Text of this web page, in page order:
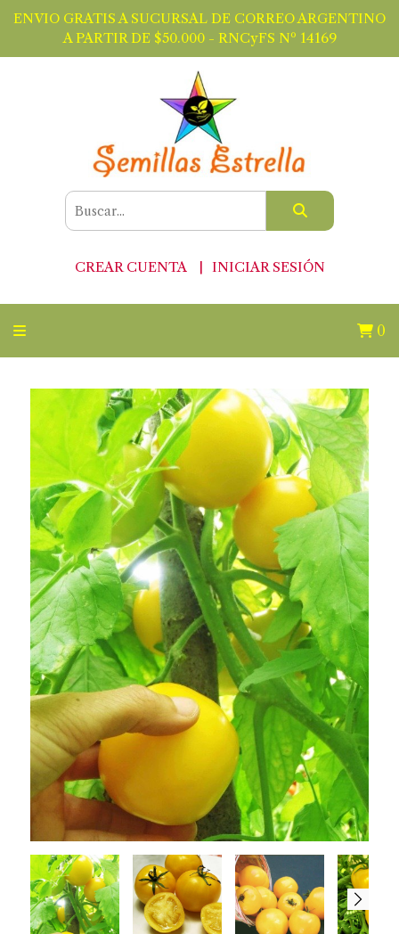
ENVIO GRATIS A SUCURSAL DE CORREO ARGENTINO
A PARTIR DE $50.000 - RNCyFS Nº 14169
CREAR CUENTA INICIAR SESIÓN
0